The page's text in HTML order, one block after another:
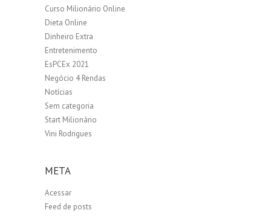
Curso Milionário Online
Dieta Online
Dinheiro Extra
Entretenimento
EsPCEx 2021
Negócio 4 Rendas
Notícias
Sem categoria
Start Milionário
Vini Rodrigues
META
Acessar
Feed de posts